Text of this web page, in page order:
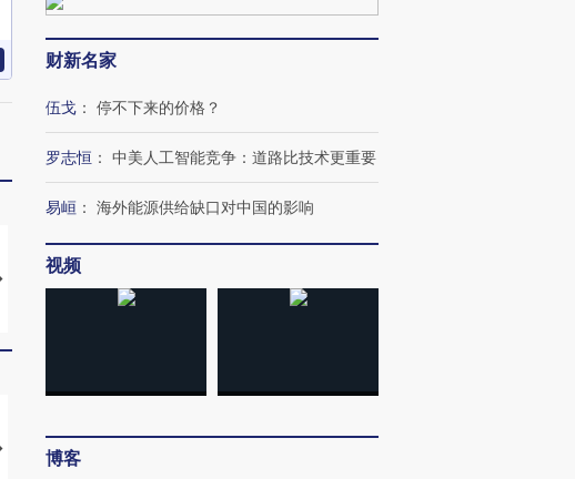
马航飞行员跨国走私7万
粒摇头丸 尿检体内含3种
度Z世代 用街头抗争将教
【推广】走进第四届链博
会，让数智科技“链”接产
财新名家
伍戈 ： 停不下来的价格？
罗志恒 ： 中美人工智能竞争：道路比技术更重要
易峘 ： 海外能源供给缺口对中国的影响
视频
博客